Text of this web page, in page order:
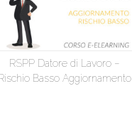
RSPP Datore di Lavoro –
Rischio Basso Aggiornamento